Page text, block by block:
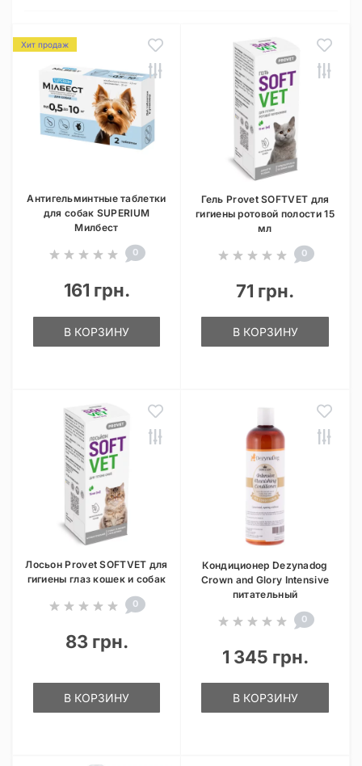
Хит продаж
Антигельминтные таблетки
для собак SUPERIUM
Милбест
0
161 грн.
В КОРЗИНУ
Гель Provet SOFTVET для
гигиены ротовой полости 15
мл
0
71 грн.
В КОРЗИНУ
Лосьон Provet SOFTVET для
гигиены глаз кошек и собак
0
83 грн.
В КОРЗИНУ
Кондиционер Dezynadog
Crown and Glory Intensive
питательный
0
1 345 грн.
В КОРЗИНУ